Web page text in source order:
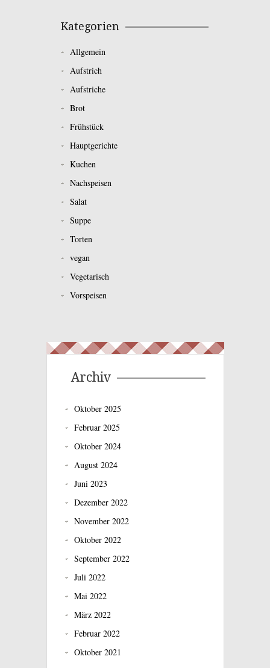
Kategorien
Allgemein
Aufstrich
Aufstriche
Brot
Frühstück
Hauptgerichte
Kuchen
Nachspeisen
Salat
Suppe
Torten
vegan
Vegetarisch
Vorspeisen
Archiv
Oktober 2025
Februar 2025
Oktober 2024
August 2024
Juni 2023
Dezember 2022
November 2022
Oktober 2022
September 2022
Juli 2022
Mai 2022
März 2022
Februar 2022
Oktober 2021